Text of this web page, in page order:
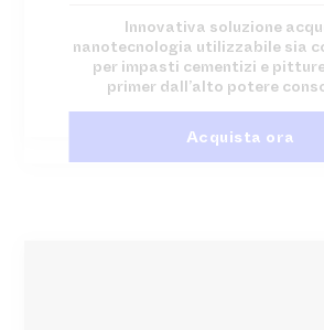
Innovativa soluzione
nanotecnologia utilizzabile sia
per impasti cementizi e
primer dall’alto potere
Acquista ora